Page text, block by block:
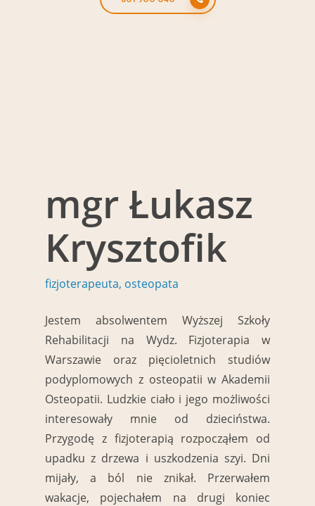
mgr Łukasz
Krysztofik
fizjoterapeuta, osteopata
Jestem absolwentem Wyższej Szkoły
Rehabilitacji na Wydz. Fizjoterapia w
Warszawie oraz pięcioletnich studiów
podyplomowych z osteopatii w Akademii
Osteopatii. Ludzkie ciało i jego możliwości
interesowały mnie od dzieciństwa.
Przygodę z fizjoterapią rozpocząłem od
upadku z drzewa i uszkodzenia szyi. Dni
mijały, a ból nie znikał. Przerwałem
wakacje, pojechałem na drugi koniec